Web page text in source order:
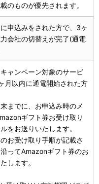
のものが優先されます。
申込みをされた方で、3ヶ
会社の切替えが完了(通電
ャンペーン対象のサービ
月以内に通電開始された方
までに、お申込み時のメ
ギフト券お受け取り
をお送りいたします。
お受け取り手順が記載さ
ってAmazonギフト券のお
します。